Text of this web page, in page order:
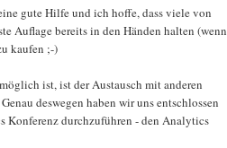
gute Hilfe und ich hoffe, dass viele von
Auflage bereits in den Händen halten (wenn
kaufen ;-)
ist, ist der Austausch mit anderen
deswegen haben wir uns entschlossen
Konferenz durchzuführen - den Analytics